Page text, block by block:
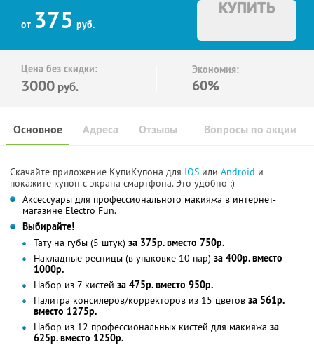
от 375 руб.
КУПИТЬ
Цена без скидки:
3000 руб.
Экономия:
60%
Основное Отзывы Вопросы по акции
Адреса
Скачайте приложение КупиКупона для IOS или Android и
покажите купон с экрана смартфона. Это удобно :)
Аксессуары для профессионального макияжа в интернет-
магазине Electro Fun.
Выбирайте!
Тату на губы (5 штук) за 375р. вместо 750р.
Накладные ресницы (в упаковке 10 пар) за 400р. вместо
1000р.
Набор из 7 кистей за 475р. вместо 950р.
Палитра консилеров/корректоров из 15 цветов за 561р.
вместо 1275р.
Набор из 12 профессиональных кистей для макияжа за
625р. вместо 1250р.